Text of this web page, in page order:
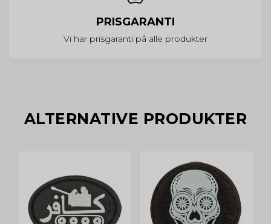
PRISGARANTI
Vi har prisgaranti på alle produkter
ALTERNATIVE PRODUKTER